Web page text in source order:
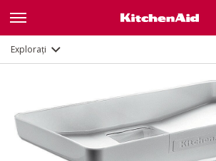
Explorați